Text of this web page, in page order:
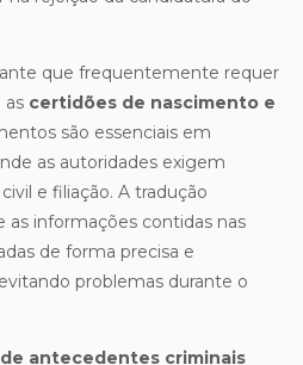
que frequentemente requer
as certidões de nascimento e
são essenciais em
as autoridades exigem
e filiação. A tradução
as informações contidas nas
de forma precisa e
problemas durante o
antecedentes criminais